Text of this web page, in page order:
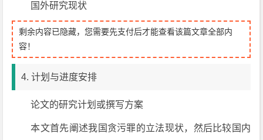
国外研究现状
剩余内容已隐藏，您需要先支付后才能查看该篇文章全部内
容！
4. 计划与进度安排
论文的研究计划或撰写方案
本文首先阐述我国贪污罪的立法现状，然后比较国内